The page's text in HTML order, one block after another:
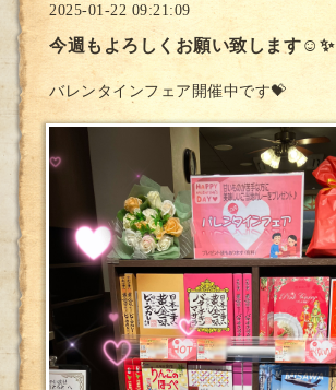
2025-01-22 09:21:09
今週もよろしくお願い致します☺️✨
バレンタインフェア開催中です💝